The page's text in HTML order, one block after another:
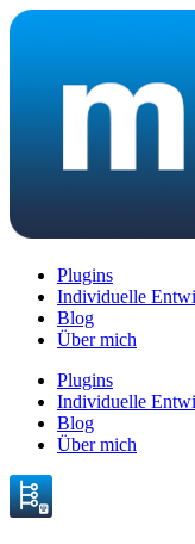
Plugins
Individuelle
Blog
Über mich
Plugins
Individuelle
Blog
Über mich